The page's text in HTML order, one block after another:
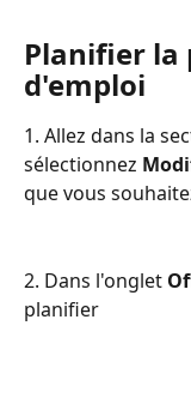
Planifier la
d'emploi
1. Allez dans la
sélectionnez
que vous
2. Dans l'onglet
planifier